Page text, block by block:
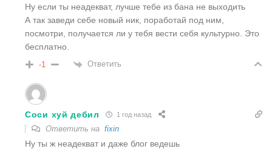
Ну если ты неадекват, лучше тебе из бана не выходить
А так заведи себе новый ник, поработай под ним,
посмотри, получается ли у тебя вести себя культурно. Это
бесплатно.
-1 Ответить
Соси хуй дебил 1 год назад
Ответить на fixin
Ну ты ж неадекват и даже блог ведешь